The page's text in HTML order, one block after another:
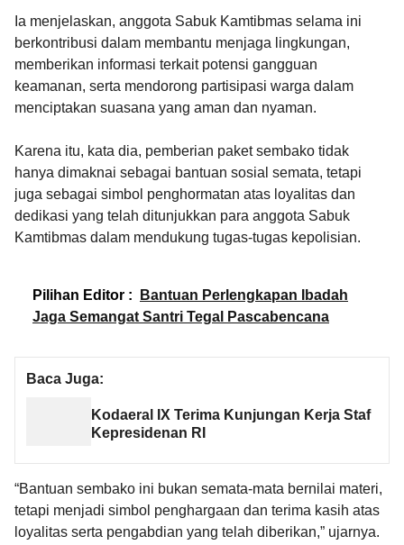
Ia menjelaskan, anggota Sabuk Kamtibmas selama ini
berkontribusi dalam membantu menjaga lingkungan,
memberikan informasi terkait potensi gangguan
keamanan, serta mendorong partisipasi warga dalam
menciptakan suasana yang aman dan nyaman.
Karena itu, kata dia, pemberian paket sembako tidak
hanya dimaknai sebagai bantuan sosial semata, tetapi
juga sebagai simbol penghormatan atas loyalitas dan
dedikasi yang telah ditunjukkan para anggota Sabuk
Kamtibmas dalam mendukung tugas-tugas kepolisian.
Pilihan Editor :
Bantuan Perlengkapan Ibadah
Jaga Semangat Santri Tegal Pascabencana
Baca Juga:
Kodaeral IX Terima Kunjungan Kerja Staf
Kepresidenan RI
“Bantuan sembako ini bukan semata-mata bernilai materi,
tetapi menjadi simbol penghargaan dan terima kasih atas
loyalitas serta pengabdian yang telah diberikan,” ujarnya.